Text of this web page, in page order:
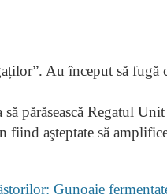
părăsească Regatul
fiind aşteptate să
Gunoaie